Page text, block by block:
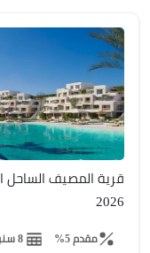
2026
مقدم 5% 8 سنوات